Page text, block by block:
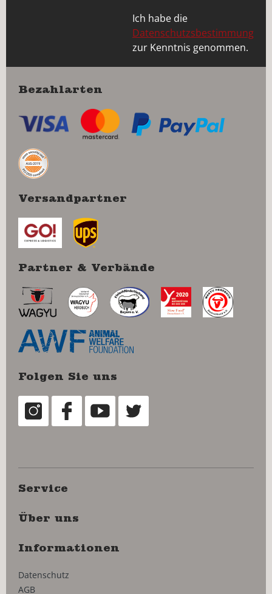
Ich habe die
Datenschutzsbestimmung
zur Kenntnis genommen.
Bezahlarten
Versandpartner
Partner & Verbände
Folgen Sie uns
Service
Über uns
Informationen
Datenschutz
AGB